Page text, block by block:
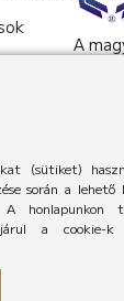
(sütiket)
során a
honlapunkon
a cookie-k
A